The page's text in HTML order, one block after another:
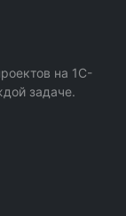
на 1С-
задаче.